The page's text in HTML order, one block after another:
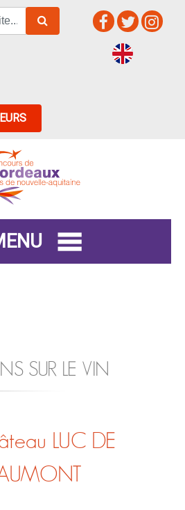
SUR LE VIN
LUC DE